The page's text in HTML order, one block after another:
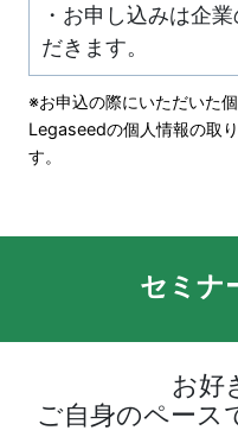
・お申し込みは企
だきます。
※お申込の際にいただいた
Legaseedの個人情報の取
す。
セミナ
お好
ご自身のペース